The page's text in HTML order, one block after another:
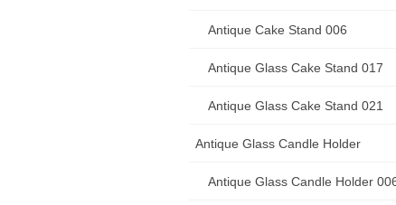
Antique Cake Stand 006
Antique Glass Cake Stand 017
Antique Glass Cake Stand 021
Antique Glass Candle Holder
Antique Glass Candle Holder